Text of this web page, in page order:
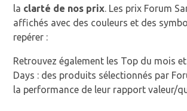
la clarté de nos prix. Les prix Forum
affichés avec des couleurs et des
repérer :
Retrouvez également les Top du mois
Days : des produits sélectionnés par
la performance de leur rapport valeur/